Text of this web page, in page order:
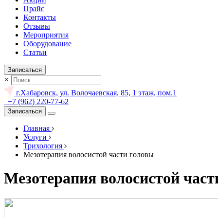
Прайс
Контакты
Отзывы
Мероприятия
Оборудование
Статьи
Записаться
×
г.Хабаровск, ул. Волочаевская, 85, 1 этаж, пом.1
+7 (962) 220-77-62
Записаться
Главная
Услуги
Трихология
Мезотерапия волосистой части головы
Мезотерапия волосистой